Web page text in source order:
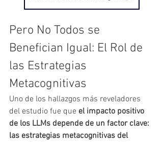
Pero No Todos se
Benefician Igual: El Rol de
las Estrategias
Metacognitivas
Uno de los hallazgos más reveladores
del estudio fue que el impacto positivo
de los LLMs depende de un factor clave:
las estrategias metacognitivas del